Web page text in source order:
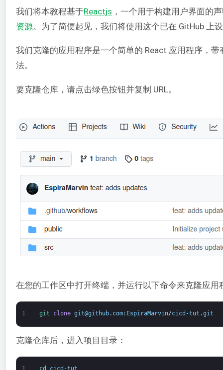
我们将本教程基于Reactjs ，一个用于构建用户界面的
资源。为了简便起见，我们将使用这个已在 GitHub 上
我们克隆的应用程序是一个简单的 React 应用程序，带
法。
要克隆仓库，请点击绿色按钮并复制 URL。
在您的工作区中打开终端，并运行以下命令来克隆应用
1 git clone git@github. com: EspiraMarvin/cicd -tut .git
克隆仓库后，进入项目目录：